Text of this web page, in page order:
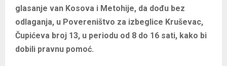
glasanje van Kosova i Metohije, da dođu bez
odlaganja, u Povereništvo za izbeglice Kruševac,
Čupićeva broj 13, u periodu od 8 do 16 sati, kako bi
dobili pravnu pomoć.